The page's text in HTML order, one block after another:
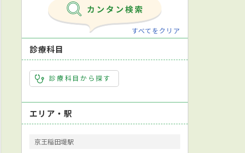
すべてをクリア
診療科目
診療科目から探す
エリア・駅
京王稲田堤駅